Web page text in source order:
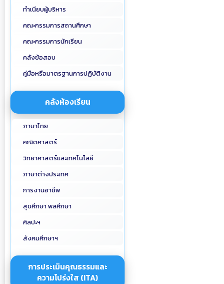
ทำเนียบผู้บริหาร
คณะกรรมการสถานศึกษา
คณะกรรมการนักเรียน
คลังข้อสอบ
คู่มือหรือมาตรฐานการปฏิบัติงาน
คลังห้องเรียน
ภาษาไทย
คณิตศาสตร์
วิทยาศาสตร์และเทคโนโลยี
ภาษาต่างประเทศ
การงานอาชีพ
สุขศึกษา พลศึกษา
ศิลปะฯ
สังคมศึกษาฯ
การประเมินคุณธรรมและ
ความโปร่งใส (ITA)